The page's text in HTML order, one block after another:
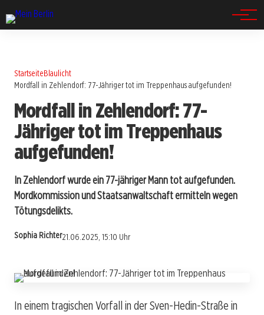
StartseiteBlaulicht
Mordfall in Zehlendorf: 77-Jähriger tot im Treppenhaus aufgefunden!
Mordfall in Zehlendorf: 77-
Jähriger tot im Treppenhaus
aufgefunden!
In Zehlendorf wurde ein 77-jähriger Mann tot aufgefunden.
Mordkommission und Staatsanwaltschaft ermitteln wegen
Tötungsdelikts.
Sophia Richter21.06.2025, 15:10 Uhr
In einem tragischen Vorfall in der Sven-Hedin-Straße in